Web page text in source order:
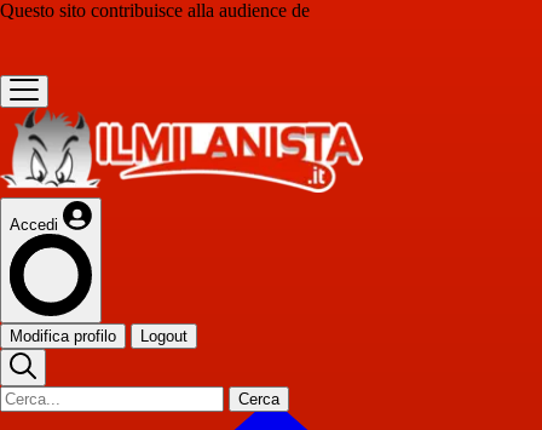
Questo sito contribuisce alla audience de
Accedi
Modifica profilo Logout
Cerca